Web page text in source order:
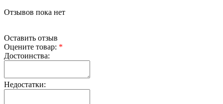
Отзывов пока нет
Оставить отзыв
Оцените товар: *
Достоинства:
Недостатки: